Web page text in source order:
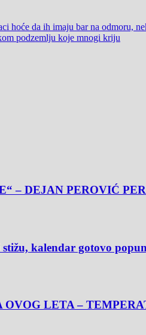
da ih imaju bar na odmoru,
podzemlju koje mnogi kriju
– DEJAN PEROVIĆ
kalendar gotovo
LETA –